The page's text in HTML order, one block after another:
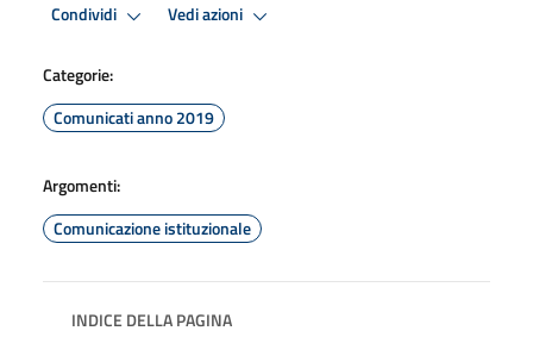
Condividi Vedi azioni
Categorie:
Comunicati anno 2019
Argomenti:
Comunicazione istituzionale
INDICE DELLA PAGINA